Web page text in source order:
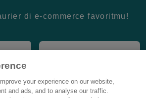
di e-commerce favoritmu!
your experience on our website,
and ads, and to analyse our traffic.